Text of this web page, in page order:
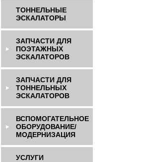
ТОННЕЛЬНЫЕ
ЭСКАЛАТОРЫ
ЗАПЧАСТИ ДЛЯ
ПОЭТАЖНЫХ
ЭСКАЛАТОРОВ
ЗАПЧАСТИ ДЛЯ
ТОННЕЛЬНЫХ
ЭСКАЛАТОРОВ
ВСПОМОГАТЕЛЬНОЕ
ОБОРУДОВАНИЕ/
МОДЕРНИЗАЦИЯ
УСЛУГИ